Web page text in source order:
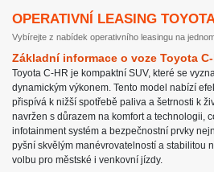
OPERATIVNÍ LEASING
Vybírejte z nabídek operativního leasingu na
Základní informace o voze Toyota C-
Toyota C-HR je kompaktní SUV, které se
dynamickým výkonem. Tento model nabízí
přispívá k nižší spotřebě paliva a šetrnosti k
navržen s důrazem na komfort a technologii,
infotainment systém a bezpečnostní prvky
pyšní skvělým manévrovatelností a stabilitou
volbu pro městské i venkovní jízdy.